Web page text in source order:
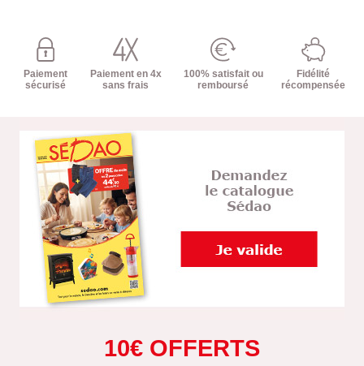
Paiement
sécurisé
Paiement en 4x
sans frais
100% satisfait ou
remboursé
Fidélité
récompensée
10€ OFFERTS